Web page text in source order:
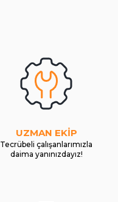
UZMAN EKİP
Tecrübeli çalışanlarımızla
daima yanınızdayız!